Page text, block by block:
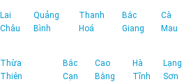
Lai
Châu
Quảng
Bình
Thanh
Hoá
Bắc
Giang
Cà
Mau
Thừa
Thiên
Bắc
Cạn
Cao
Bằng
Hà
Tĩnh
Lạng
Sơn